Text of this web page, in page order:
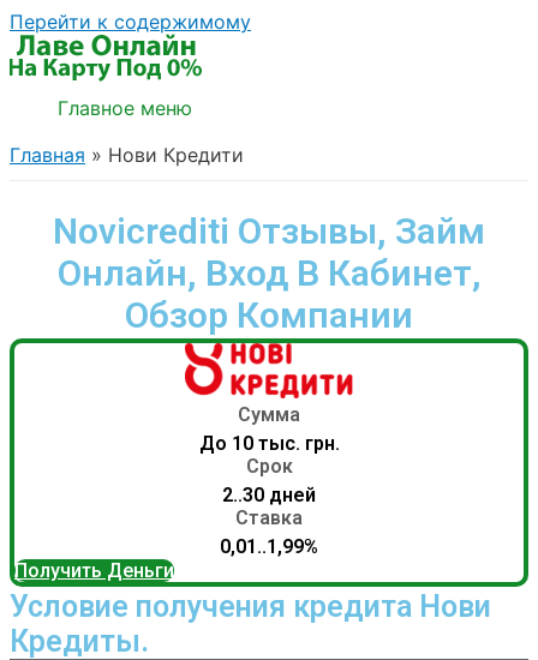
Перейти к содержимому
Главное меню
Главная
Нови Кредити
Novicrediti Отзывы, Займ
Онлайн, Вход В Кабинет,
Обзор Компании
Сумма
До 10 тыс. грн.
Срок
2..30 дней
Ставка
0,01..1,99%
Получить Деньги
Условие получения кредита Нови
Кредиты.